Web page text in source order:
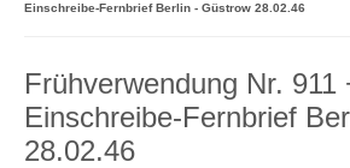
Einschreibe-Fernbrief Berlin - Güstrow 28.02.46
Frühverwendung Nr. 911
Einschreibe-Fernbrief
28.02.46